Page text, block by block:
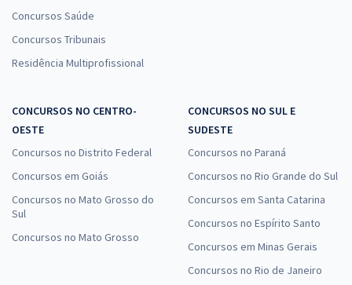
Concursos Saúde
Concursos Tribunais
Residência Multiprofissional
CONCURSOS NO CENTRO-
OESTE
Concursos no Distrito Federal
Concursos em Goiás
Concursos no Mato Grosso do
Sul
Concursos no Mato Grosso
CONCURSOS NO SUL E
SUDESTE
Concursos no Paraná
Concursos no Rio Grande do Sul
Concursos em Santa Catarina
Concursos no Espírito Santo
Concursos em Minas Gerais
Concursos no Rio de Janeiro